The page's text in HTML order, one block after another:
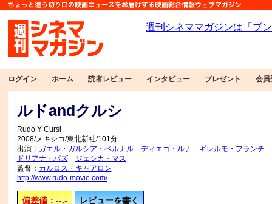
ログイン ホーム 読者レビュー インタビュー プレゼント 会員
ルドandクルシ
Rudo Y Cursi
2008/メキシコ/東北新社/101分
出演： ガエル・ガルシア・ベルナル ディエゴ・ルナ ギレルモ・フランチ
ドリアナ・パズ
ジェシカ・マス
監督： カルロス・キャアロン
http://www.rudo-movie.com/
偏差値：--.- レビューを書く